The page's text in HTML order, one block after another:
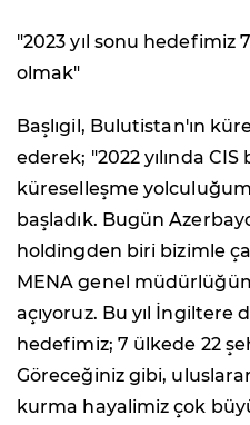
"2023 yıl sonu hedefimiz
olmak"
Başlıgil, Bulutistan'ın
ederek; "2022 yılında
küreselleşme
başladık. Bugün
holdingden biri bizimle
MENA genel
açıyoruz. Bu yıl İngiltere
hedefimiz; 7 ülkede 22
Göreceğiniz gibi,
kurma hayalimiz çok